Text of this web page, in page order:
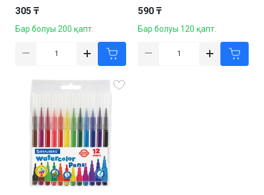
305 ₸
Бар болуы 200 қапт.
590 ₸
Бар болуы 120 қапт.